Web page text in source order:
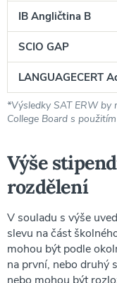
IB Angličtina B
SCIO GAP
LANGUAGECERT
*Výsledky SAT ERW
College Board s
Výše
rozdělení
V souladu s výše
slevu na část
mohou být podle
na první, nebo druhý